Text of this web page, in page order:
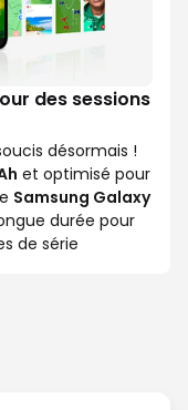
des sessions
désormais !
et optimisé pour
Samsung Galaxy
durée pour
de série